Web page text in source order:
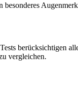
berücksichtigen
vergleichen.